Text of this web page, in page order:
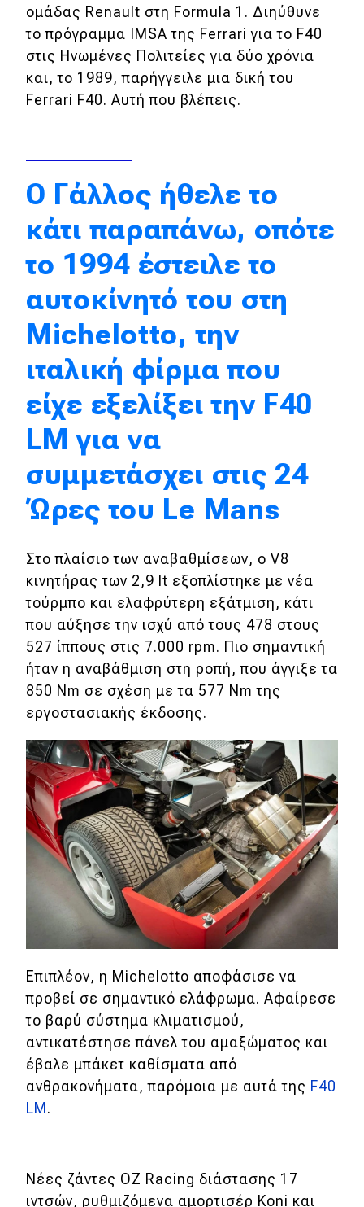
Κόσμος
Τεχνολογία
Ασφάλεια
Αγορά
Test Drive
Δοκιμή
Αποστολή
Συγκρίνουμε
Αγώνες
Formula 1
WRC
Motorsport
Eco
Νέα
Τεχνολογία
Mobility
Σταθμοί φόρτισης
Classic
Νέα
Παρουσιάσεις
DRIVE Away
MOTO
Μεταχειρισμένο
Συμβουλές
Χρηστικά
Συμβουλές
ΚΤΕΟ
ομάδας Renault στη Formula 1. Διηύθυνε
το πρόγραμμα IMSA της Ferrari για το F40
στις Ηνωμένες Πολιτείες για δύο χρόνια
και, το 1989, παρήγγειλε μια δική του
Ferrari F40. Αυτή που βλέπεις.
Ο Γάλλος ήθελε το
κάτι παραπάνω, οπότε
το 1994 έστειλε το
αυτοκίνητό του στη
Michelotto, την
ιταλική φίρμα που
είχε εξελίξει την F40
LM για να
συμμετάσχει στις 24
Ώρες του Le Mans
Στο πλαίσιο των αναβαθμίσεων, ο V8
κινητήρας των 2,9 lt εξοπλίστηκε με νέα
τούρμπο και ελαφρύτερη εξάτμιση, κάτι
που αύξησε την ισχύ από τους 478 στους
527 ίππους στις 7.000 rpm. Πιο σημαντική
ήταν η αναβάθμιση στη ροπή, που άγγιξε τα
850 Nm σε σχέση με τα 577 Nm της
εργοστασιακής έκδοσης.
Επιπλέον, η Michelotto αποφάσισε να
προβεί σε σημαντικό ελάφρωμα. Αφαίρεσε
το βαρύ σύστημα κλιματισμού,
αντικατέστησε πάνελ του αμαξώματος και
έβαλε μπάκετ καθίσματα από
ανθρακονήματα, παρόμοια με αυτά της F40
LM.
Νέες ζάντες OZ Racing διάστασης 17
ιντσών, ρυθμιζόμενα αμορτισέρ Koni και